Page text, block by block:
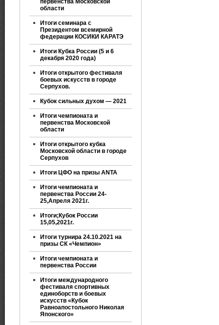
первенства Московской
области
Итоги семинара с
Президентом всемирной
федерации КОСИКИ КАРАТЭ
Итоги Кубка России (5 и 6
декабря 2020 года)
Итоги открытого фестиваля
боевых искусств в городе
Серпухов.
Кубок сильных духом — 2021
Итоги чемпионата и
первенства Московской
области
Итоги открытого кубка
Московской области в городе
Серпухов
Итоги ЦФО на призы ANTA
Итоги чемпионата и
первенства России 24-
25,Апреля 2021г.
Итоги;Кубок России
15,05,2021г.
Итоги турнира 24.10.2021 на
призы СК «Чемпион»
Итоги чемпионата и
первенства России
Итоги международного
фестиваля спортивных
единоборств и боевых
искусств «Кубок
Равноапостольного Николая
Японского»